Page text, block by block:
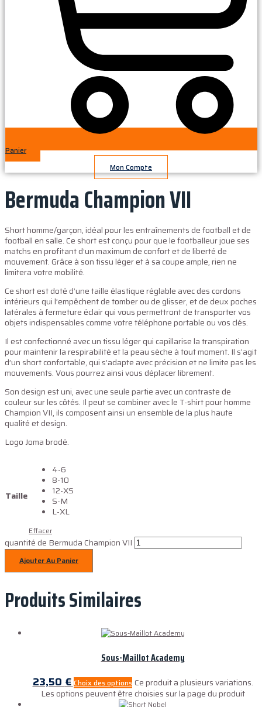
Panier
Mon Compte
Bermuda Champion VII
Short homme/garçon, idéal pour les entraînements de football et de
football en salle. Ce short est conçu pour que le footballeur joue ses
matchs en profitant d’un maximum de confort et de liberté de
mouvement. Grâce à son tissu léger et à sa coupe ample, rien ne
limitera votre mobilité.
Ce short est doté d’une taille élastique réglable avec des cordons
intérieurs qui l’empêchent de tomber ou de glisser, et de deux poches
latérales à fermeture éclair qui vous permettront de transporter vos
objets indispensables comme votre téléphone portable ou vos clés.
Il est confectionné avec un tissu léger qui capillarise la transpiration
pour maintenir la respirabilité et la peau sèche à tout moment. Il s’agit
d’un short confortable, qui s’adapte avec précision et ne limite pas les
mouvements. Vous pourrez ainsi vous déplacer librement.
Son design est uni, avec une seule partie avec un contraste de
couleur sur les côtés. Il peut se combiner avec le T-shirt pour homme
Champion VII, ils composent ainsi un ensemble de la plus haute
qualité et design.
Logo Joma brodé.
Taille
4-6
8-10
12-XS
S-M
L-XL
Effacer
quantité de Bermuda Champion VII
Ajouter Au Panier
Produits Similaires
Sous-Maillot Academy
23,50€ Choix des options Ce produit a plusieurs variations.
Les options peuvent être choisies sur la page du produit